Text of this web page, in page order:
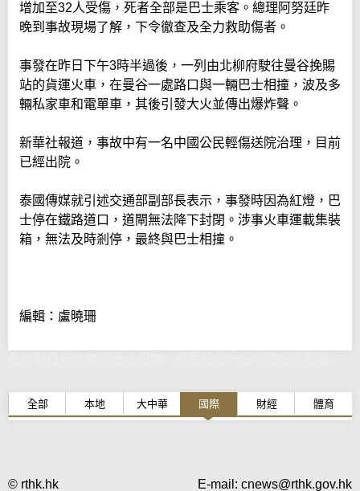
增加至32人受傷，死者全部是巴士乘客。總理阿努廷昨
晚到事故現場了解，下令徹查及全力救助傷者。
事發在昨日下午3時半過後，一列由北柳府駛往曼谷挽賜
站的貨運火車，在曼谷一處路口與一輛巴士相撞，波及多
輛私家車和電單車，其後引發大火並傳出爆炸聲。
新華社報道，事故中有一名中國公民輕傷送院治理，目前
已經出院。
泰國傳媒就引述交通部副部長表示，事發時因為紅燈，巴
士停在鐵路道口，道閘無法降下封閉。涉事火車運載集裝
箱，無法及時剎停，最終與巴士相撞。
編輯：盧曉珊
全部 本地 大中華 國際 財經 體育
© rthk.hk E-mail: cnews@rthk.gov.hk